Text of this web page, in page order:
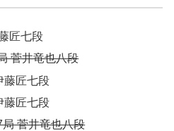
匠七段
菅井竜也八段
匠七段
匠七段
菅井竜也八段